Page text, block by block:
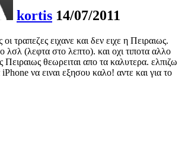
kortis 14/07/2011
οι τραπεζες ειχανε και δεν ειχε η Πειραιως.
λσλ (λεφτα στο λεπτο). και οχι τιποτα αλλο
θεωρειται απο τα καλυτερα. ελπιζω
να ειναι εξησου καλο! αντε και για το